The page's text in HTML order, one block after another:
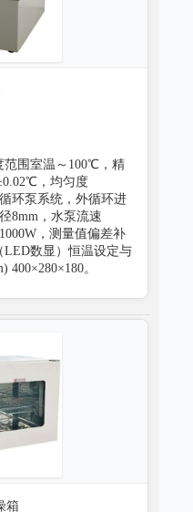
范围室温～100℃，精
，均匀度
环泵系统，外循环进
8mm，水泵流速
，测量值偏差补
LED数显）恒温设定与
400×280×180。
箱